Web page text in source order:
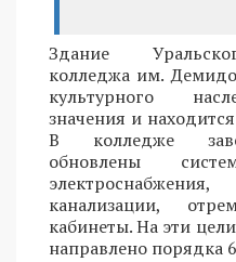
Здание
колледжа им.
культурного
значения и
В колледже
обновлены
канализации,
кабинеты. На эти
направлено порядка